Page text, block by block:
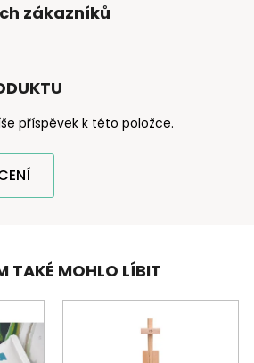
zákazníků
příspěvek k této položce.
TAKÉ MOHLO LÍBIT